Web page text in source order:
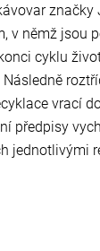
značky
v němž jsou
cyklu
vrací
předpisy
jednotlivými